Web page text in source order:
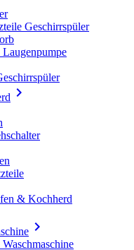
Geschirrspüler

& Kochherd
